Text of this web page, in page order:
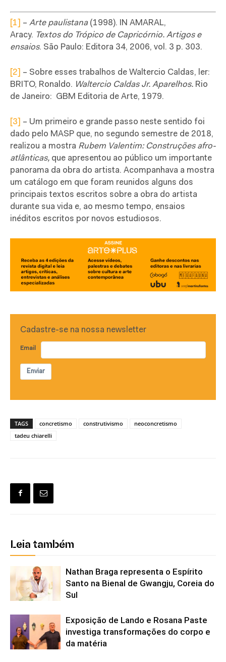
[1] – Arte paulistana(1998). IN AMARAL,
Aracy. Textos do Trópico de Capricórnio. Artigos e
ensaios. São Paulo: Editora 34, 2006, vol. 3 p. 303.
[2]
– Sobre esses trabalhos de Waltercio Caldas, ler:
BRITO, Ronaldo. Waltercio Caldas Jr. Aparelhos. Rio
de Janeiro: GBM Editoria de Arte, 1979.
[3]
– Um primeiro e grande passo neste sentido foi
dado pelo MASP que, no segundo semestre de 2018,
realizou a mostra Rubem Valentim: Construções afro-
atlânticas, que apresentou ao público um importante
panorama da obra do artista. Acompanhava a mostra
um catálogo em que foram reunidos alguns dos
principais textos escritos sobre a obra do artista
durante sua vida e, ao mesmo tempo, ensaios
inéditos escritos por novos estudiosos.
Cadastre-se na nossa newsletter
Email
Enviar
TAGS concretismo construtivismo
neoconcretismo
tadeu chiarelli
Leia também
Nathan Braga representa o Espírito
Santo na Bienal de Gwangju, Coreia do
Sul
Exposição de Lando e Rosana Paste
investiga transformações do corpo e
da matéria